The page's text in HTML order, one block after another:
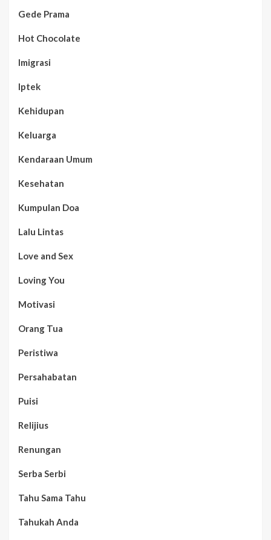
Gede Prama
Hot Chocolate
Imigrasi
Iptek
Kehidupan
Keluarga
Kendaraan Umum
Kesehatan
Kumpulan Doa
Lalu Lintas
Love and Sex
Loving You
Motivasi
Orang Tua
Peristiwa
Persahabatan
Puisi
Relijius
Renungan
Serba Serbi
Tahu Sama Tahu
Tahukah Anda